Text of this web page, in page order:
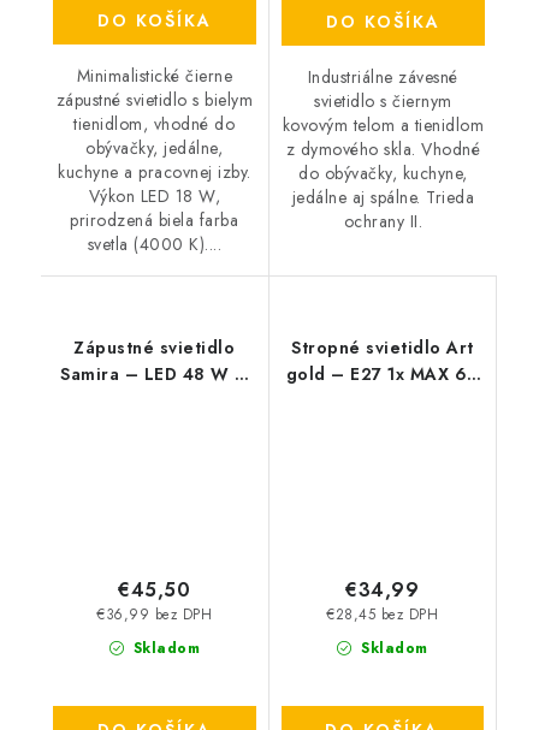
DO KOŠÍKA
Minimalistické čierne
zápustné svietidlo s bielym
tienidlom, vhodné do
obývačky, jedálne,
kuchyne a pracovnej izby.
Výkon LED 18 W,
prirodzená biela farba
svetla (4000 K)....
DO KOŠÍKA
Industriálne závesné
svietidlo s čiernym
kovovým telom a tienidlom
z dymového skla. Vhodné
do obývačky, kuchyne,
jedálne aj spálne. Trieda
ochrany II.
Zápustné svietidlo
Samira – LED 48 W –
Skladom
€36,99 bez DPH
€45,50
Stropné svietidlo Art
gold – E27 1x MAX 60
Skladom
€28,45 bez DPH
€34,99